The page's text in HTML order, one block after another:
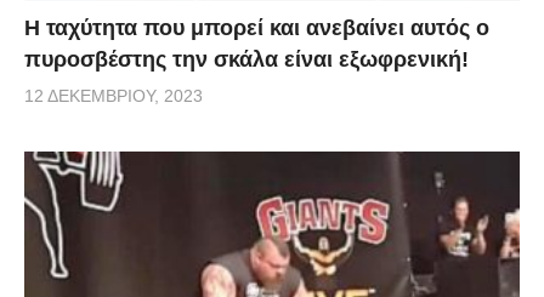
Η ταχύτητα που μπορεί και ανεβαίνει αυτός ο
πυροσβέστης την σκάλα είναι εξωφρενική!
12 ΔΕΚΕΜΒΡΊΟΥ, 2023